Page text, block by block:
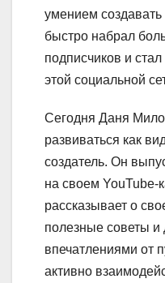
умением создавать
быстро набрал
подписчиков и
этой социальной
Сегодня Даня
развиваться как
создатель. Он
на своем YouTube-
рассказывает о
полезные советы и
впечатлениями от
активно